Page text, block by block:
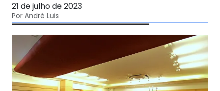
21 de julho de 2023
Por André Luis